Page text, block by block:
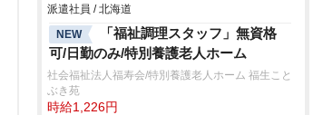
派遣社員 / 北海道
NEW
「福祉調理スタッフ」無資格
可/日勤のみ/特別養護老人ホーム
社会福祉法人福寿会/特別養護老人ホーム 福生こと
ぶき苑
時給1,226円